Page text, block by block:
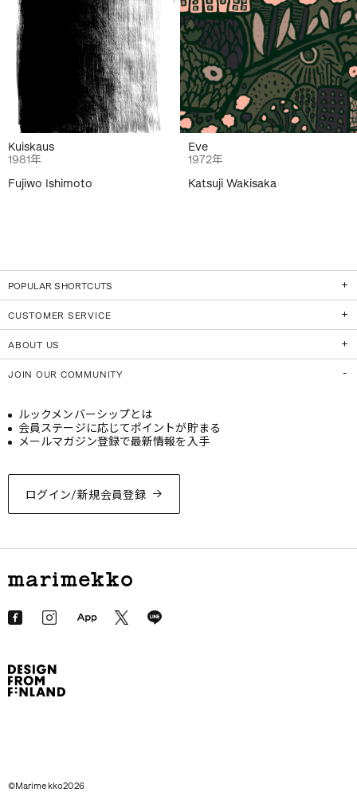
Kuiskaus
1981年
Fujiwo Ishimoto
Eve
1972年
Katsuji Wakisaka
POPULAR SHORTCUTS
CUSTOMER SERVICE
ABOUT US
JOIN OUR COMMUNITY
ログイン/新規会員登録
ルックメンバーシップとは
会員ステージに応じてポイントが貯まる
メールマガジン登録で最新情報を入手
©Marimekko2026